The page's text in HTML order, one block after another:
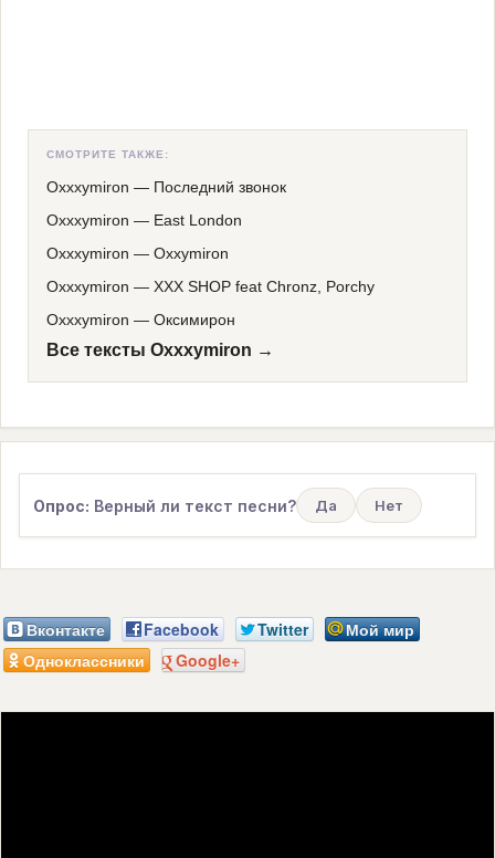
СМОТРИТЕ ТАКЖЕ:
Oxxxymiron — Последний звонок
Oxxxymiron — East London
Oxxxymiron — Oxxymiron
Oxxxymiron — XXX SHOP feat Chronz, Porchy
Oxxxymiron — Оксимирон
Все тексты Oxxxymiron →
Опрос: Верный ли текст песни? Да Нет
Вконтакте Facebook Twitter
Мой мир
Одноклассники
Google+